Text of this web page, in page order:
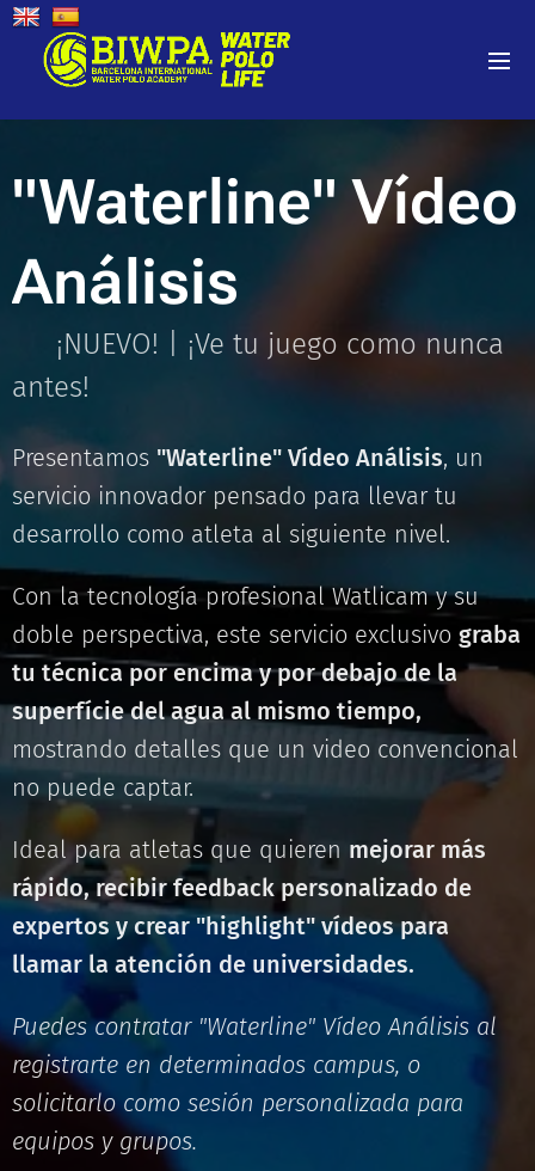
"Waterline" Vídeo
Análisis
✨ ¡NUEVO! | ¡Ve tu juego como nunca
antes!
Presentamos "Waterline" Vídeo Análisis, un
servicio innovador pensado para llevar tu
desarrollo como atleta al siguiente nivel.
Con la tecnología profesional Watlicam y su
doble perspectiva, este servicio exclusivo graba
tu técnica por encima y por debajo de la
superfície del agua al mismo tiempo,
mostrando detalles que un video convencional
no puede captar.
Ideal para atletas que quieren mejorar más
rápido, recibir feedback personalizado de
expertos y crear "highlight" vídeos para
llamar la atención de universidades.
Puedes contratar "Waterline" Vídeo Análisis al
registrarte en determinados campus, o
solicitarlo como sesión personalizada para
equipos y grupos.